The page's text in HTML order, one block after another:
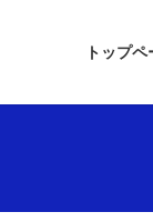
トップペ